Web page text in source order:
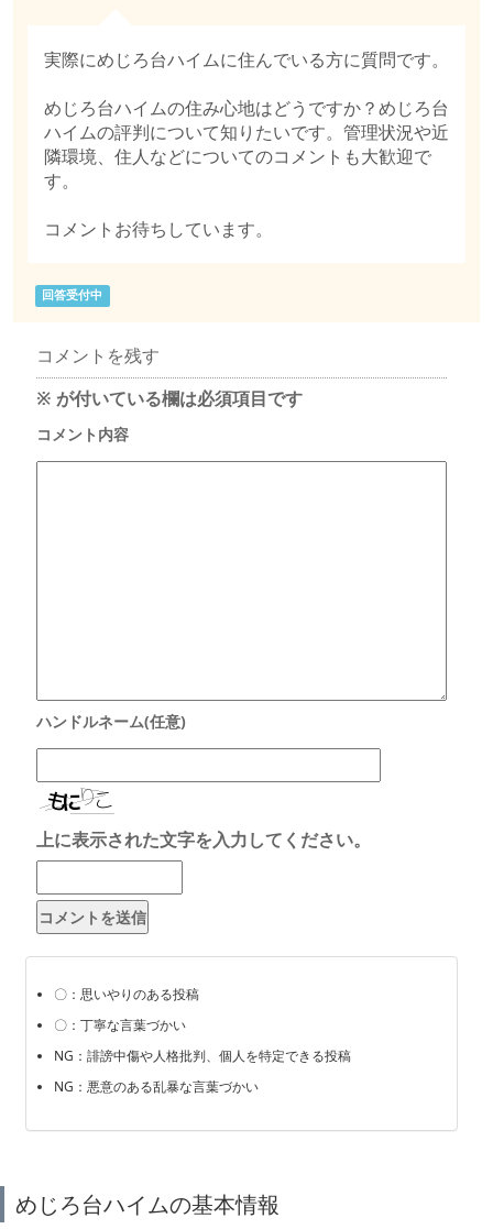
実際にめじろ台ハイムに住んでいる方に質問です。
めじろ台ハイムの住み心地はどうですか？めじろ台
ハイムの評判について知りたいです。管理状況や近
隣環境、住人などについてのコメントも大歓迎で
す。
コメントお待ちしています。
回答受付中
コメントを残す
※ が付いている欄は必須項目です
上に表示された文字を入力してください。
〇：思いやりのある投稿
〇：丁寧な言葉づかい
NG：誹謗中傷や人格批判、個人を特定できる投稿
NG：悪意のある乱暴な言葉づかい
めじろ台ハイムの基本情報